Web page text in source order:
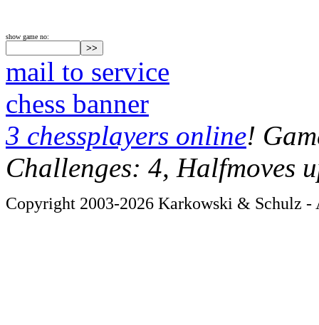
show game no:
mail to service
chess banner
3 chessplayers online!
Challenges: 4, Halfmoves
Copyright 2003-2026 Karkowski & Schulz